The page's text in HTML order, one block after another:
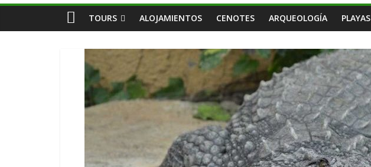
TOURS ALOJAMIENTOS CENOTES ARQUEOLOGÍA PLAYAS